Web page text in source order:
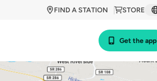
STORE
FIND A STATION
Get the app